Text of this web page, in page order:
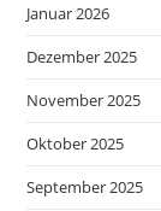
Januar 2026
Dezember 2025
November 2025
Oktober 2025
September 2025